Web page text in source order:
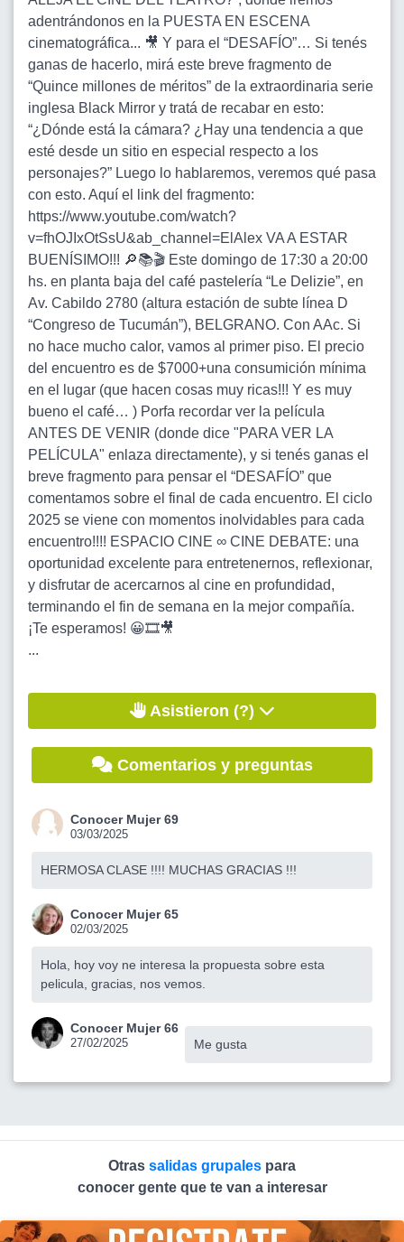
adentrándonos en la PUESTA EN ESCENA
cinematográfica... 🎥 Y para el “DESAFÍO”… Si tenés
ganas de hacerlo, mirá este breve fragmento de
“Quince millones de méritos” de la extraordinaria serie
inglesa Black Mirror y tratá de recabar en esto:
“¿Dónde está la cámara? ¿Hay una tendencia a que
esté desde un sitio en especial respecto a los
personajes?” Luego lo hablaremos, veremos qué pasa
con esto. Aquí el link del fragmento:
https://www.youtube.com/watch?
v=fhOJIxOtSsU&ab_channel=ElAlex VA A ESTAR
BUENÍSIMO!!! 🔎📚🎬 Este domingo de 17:30 a 20:00
hs. en planta baja del café pastelería “Le Delizie”, en
Av. Cabildo 2780 (altura estación de subte línea D
“Congreso de Tucumán”), BELGRANO. Con AAc. Si
no hace mucho calor, vamos al primer piso. El precio
del encuentro es de $7000+una consumición mínima
en el lugar (que hacen cosas muy ricas!!! Y es muy
bueno el café… ) Porfa recordar ver la película
ANTES DE VENIR (donde dice "PARA VER LA
PELÍCULA" enlaza directamente), y si tenés ganas el
breve fragmento para pensar el “DESAFÍO” que
comentamos sobre el final de cada encuentro. El ciclo
2025 se viene con momentos inolvidables para cada
encuentro!!!! ESPACIO CINE ∞ CINE DEBATE: una
oportunidad excelente para entretenernos, reflexionar,
y disfrutar de acercarnos al cine en profundidad,
terminando el fin de semana en la mejor compañía.
¡Te esperamos! 😀🎞🎥
...
Asistieron (?)
Comentarios y preguntas
Conocer Mujer 69
03/03/2025
HERMOSA CLASE !!!! MUCHAS GRACIAS !!!
Conocer Mujer 65
02/03/2025
Hola, hoy voy ne interesa la propuesta sobre esta
pelicula, gracias, nos vemos.
Conocer Mujer 66
27/02/2025 Me gusta
Otras salidas grupales para
conocer gente que te van a interesar